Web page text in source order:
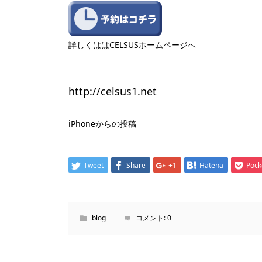
詳しくははCELSUSホームページへ
http://celsus1.net
iPhoneからの投稿
Tweet Share +1 Hatena
blog コメント:0